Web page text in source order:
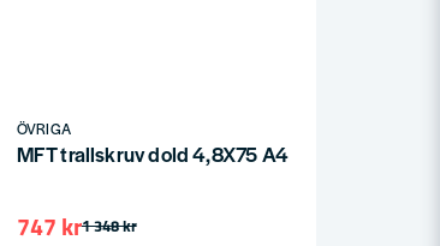
Svart
ÖVRIGA
MFT trallskruv dold 4,8X75 A4 200 ST
1 348 kr
747 kr